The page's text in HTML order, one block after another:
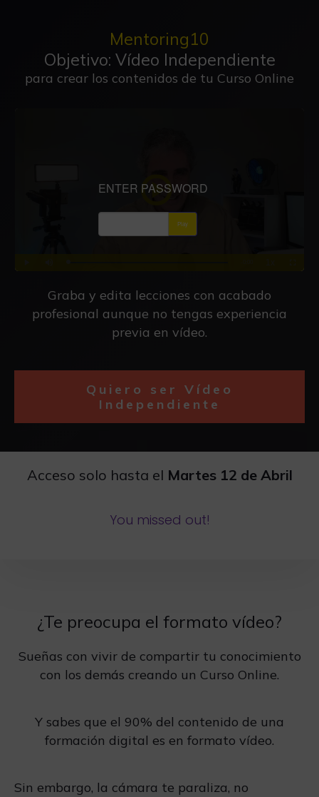
Mentoring10
Objetivo: Vídeo Independiente
para crear los contenidos de tu Curso Online
Graba y edita lecciones con acabado
profesional aunque no tengas experiencia
previa en vídeo.
Quiero ser Vídeo
Independiente
Acceso solo hasta el Martes 12 de Abril
You missed out!
¿Te preocupa el formato vídeo?
Sueñas con vivir de compartir tu conocimiento
con los demás creando un Curso Online.
Y sabes que el 90% del contenido de una
formación digital es en formato vídeo.
Sin embargo, la cámara te paraliza, no